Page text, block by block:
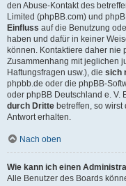
den Abuse-Kontakt des
Limited (phpBB.com) und
Einfluss auf die Benutzung
haben und dafür in keiner
können. Kontaktiere daher nie
Zusammenhang mit jeglichen
Haftungsfragen usw.), die sich
phpbb.de oder die phpBB-
oder phpBB Deutschland e. V.
durch Dritte betreffen, so
Antwort erhalten.
Nach oben
Wie kann ich einen
Alle Benutzer des Boards